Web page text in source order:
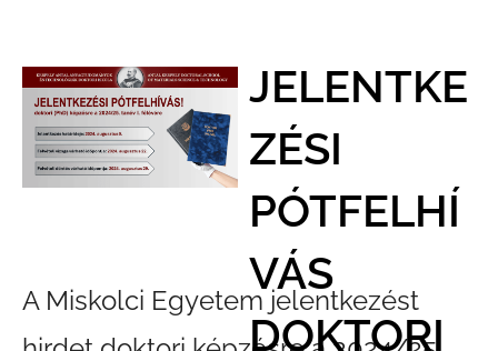
JELENTKE
ZÉSI
PÓTFELHÍ
VÁS
DOKTORI
A Miskolci Egyetem jelentkezést